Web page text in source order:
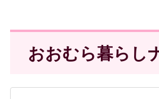
おおむら暮らし